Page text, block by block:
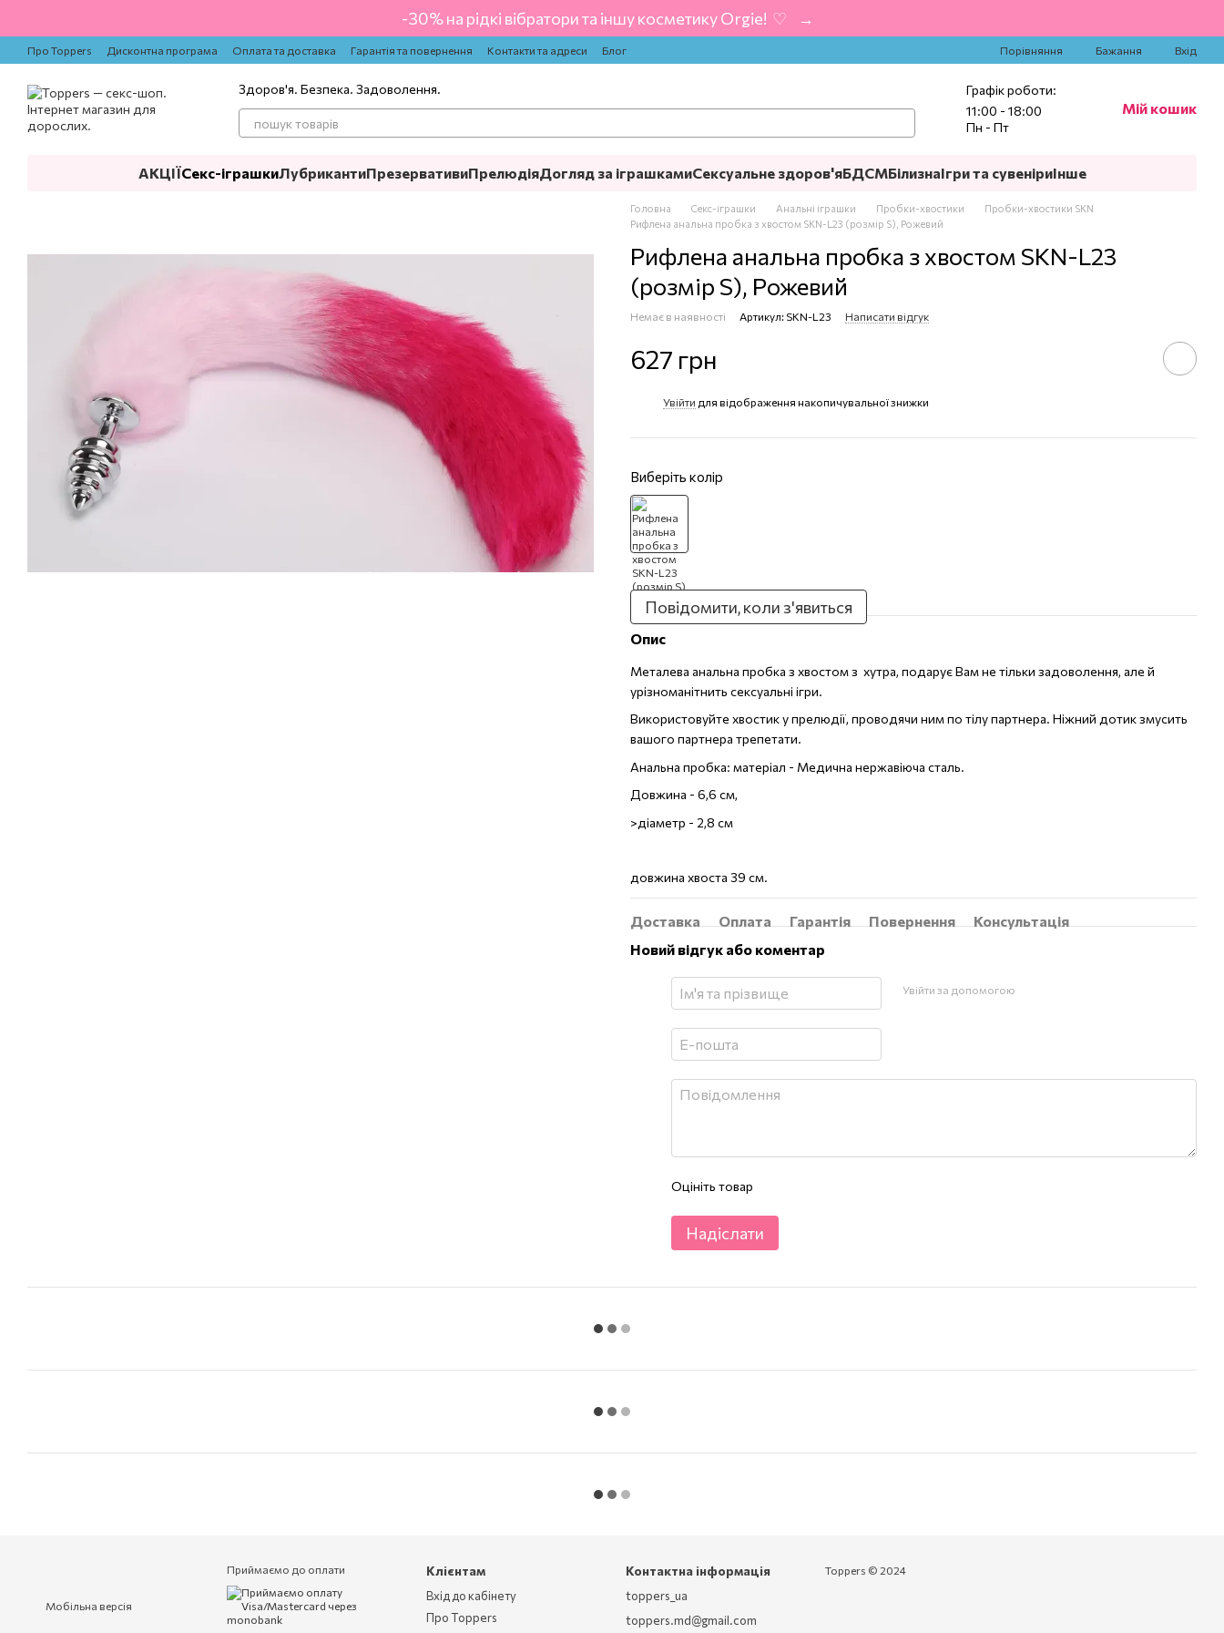
-30% на рідкі вібратори та іншу косметику Orgie! ‍ ♡ ‍ → ‍
Про Toppers Дисконтна програма Оплата та доставка Гарантія та повернення Контакти та адреси Блог Порівняння Бажання Вхід
Здоров'я. Безпека. Задоволення.
Графік роботи:
11:00 - 18:00
Пн - Пт
Мій кошик
АКЦІЇСекс-іграшкиЛубрикантиПрезервативиПрелюдіяДогляд за іграшкамиСексуальне здоров'яБДСМБілизнаІгри та сувеніриІнше
Головна Секс-іграшки Анальні іграшки Пробки-хвостики
Пробки-хвостики SKN
Рифлена анальна пробка з хвостом SKN-L23 (розмір S), Рожевий
Рифлена анальна пробка з хвостом SKN-L23
(розмір S), Рожевий
Немає в наявності Артикул: SKN-L23 Написати відгук
627 грн
Увійти для відображення накопичувальної знижки
Виберіть колір
Повідомити, коли з'явиться
Опис
Металева анальна пробка з хвостом з хутра, подарує Вам не тільки задоволення, але й
урізноманітнить сексуальні ігри.
Використовуйте хвостик у прелюдії, проводячи ним по тілу партнера. Ніжний дотик змусить
вашого партнера трепетати.
Анальна пробка: матеріал - Медична нержавіюча сталь.
Довжина - 6,6 см,
>діаметр - 2,8 см
довжина хвоста 39 см.
Доставка Оплата Гарантія Повернення
Консультація
Новий відгук або коментар
Увійти за допомогою
Оцініть товар
Надіслати
Мобільна версія
Приймаємо до оплати Клієнтам
Вхід до кабінету
Про Toppers
Контактна інформація
toppers_ua
toppers.md@gmail.com
Toppers © 2024